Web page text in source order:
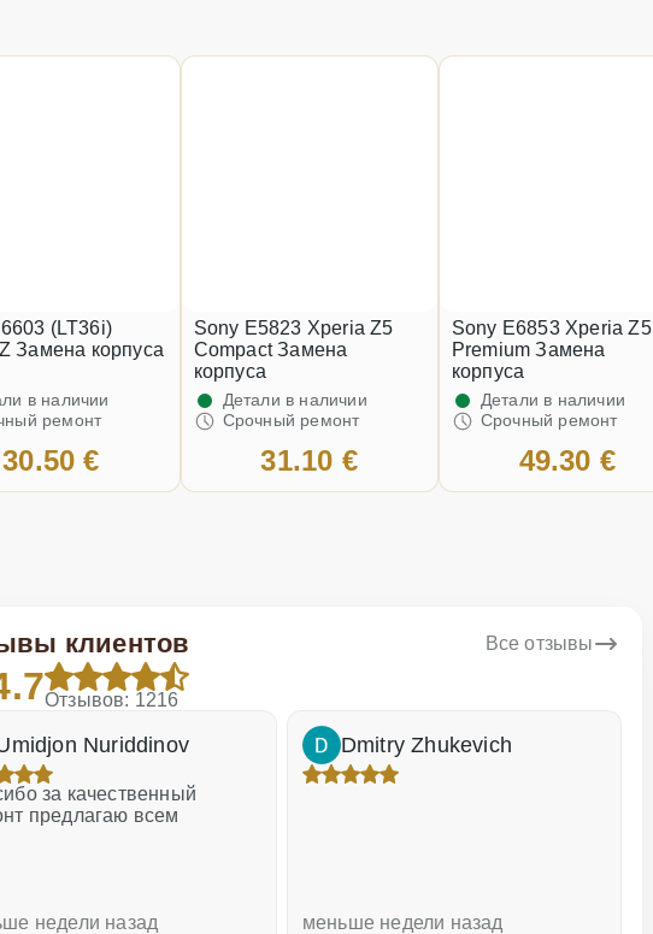
(LT36i)
Замена корпуса
в наличии
ремонт
30.50 €
Sony E5823 Xperia Z5
Compact Замена
корпуса
Детали в наличии
Срочный ремонт
31.10 €
Sony E6853 Xperia Z5
Premium Замена
корпуса
Детали в наличии
Срочный ремонт
49.30 €
клиентов Все отзывы
Отзывов: 1216
Nuriddinov
за качественный
предлагаю всем
недели назад
Dmitry Zhukevich
меньше недели назад